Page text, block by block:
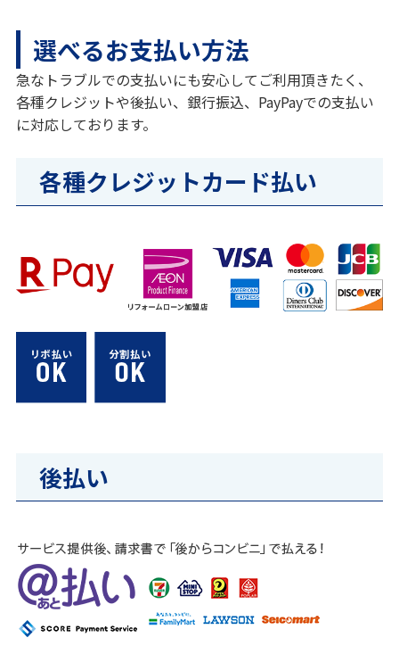
選べるお支払い方法
急なトラブルでの支払いにも安心してご利用頂きたく、
各種クレジットや後払い、銀行振込、PayPayでの支払い
に対応しております。
各種クレジットカード払い
後払い